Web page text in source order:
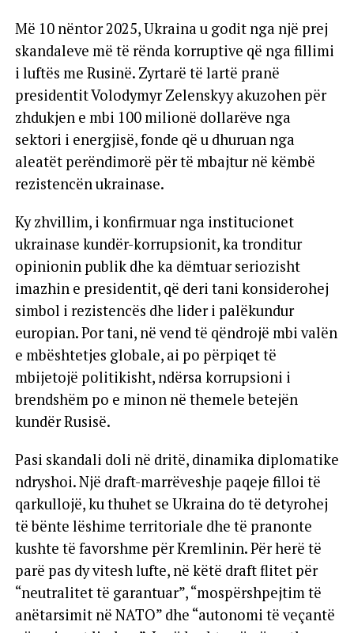
Më 10 nëntor 2025, Ukraina u godit nga një prej
skandaleve më të rënda korruptive që nga fillimi
i luftës me Rusinë. Zyrtarë të lartë pranë
presidentit Volodymyr Zelenskyy akuzohen për
zhdukjen e mbi 100 milionë dollarëve nga
sektori i energjisë, fonde që u dhuruan nga
aleatët perëndimorë për të mbajtur në këmbë
rezistencën ukrainase.
Ky zhvillim, i konfirmuar nga institucionet
ukrainase kundër-korrupsionit, ka tronditur
opinionin publik dhe ka dëmtuar seriozisht
imazhin e presidentit, që deri tani konsiderohej
simbol i rezistencës dhe lider i palëkundur
europian. Por tani, në vend të qëndrojë mbi valën
e mbështetjes globale, ai po përpiqet të
mbijetojë politikisht, ndërsa korrupsioni i
brendshëm po e minon në themele betejën
kundër Rusisë.
Pasi skandali doli në dritë, dinamika diplomatike
ndryshoi. Një draft-marrëveshje paqeje filloi të
qarkullojë, ku thuhet se Ukraina do të detyrohej
të bënte lëshime territoriale dhe të pranonte
kushte të favorshme për Kremlinin. Për herë të
parë pas dy vitesh lufte, në këtë draft flitet për
“neutralitet të garantuar”, “mospërshpejtim të
anëtarsimit në NATO” dhe “autonomi të veçantë